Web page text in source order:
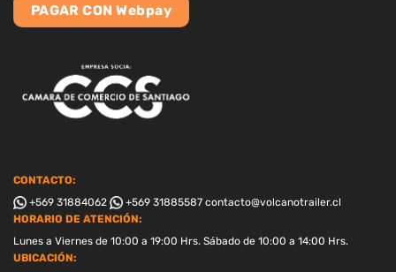
PAGAR CON Webpay
CONTACTO:
+569 31884062
+569 31885587 contacto@volcanotrailer.cl
HORARIO DE ATENCIÓN:
Lunes a Viernes de 10:00 a 19:00 Hrs. Sábado de 10:00 a 14:00 Hrs.
UBICACIÓN: